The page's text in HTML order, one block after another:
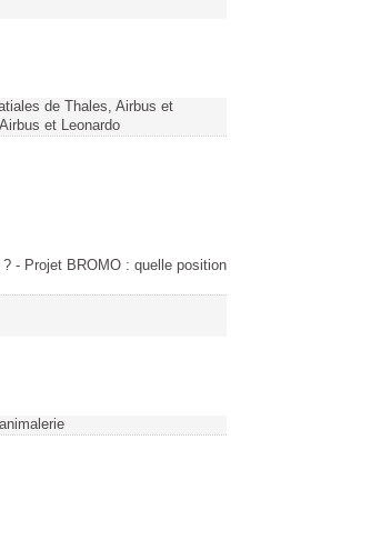
de Thales, Airbus et
et Leonardo
- Projet BROMO : quelle position